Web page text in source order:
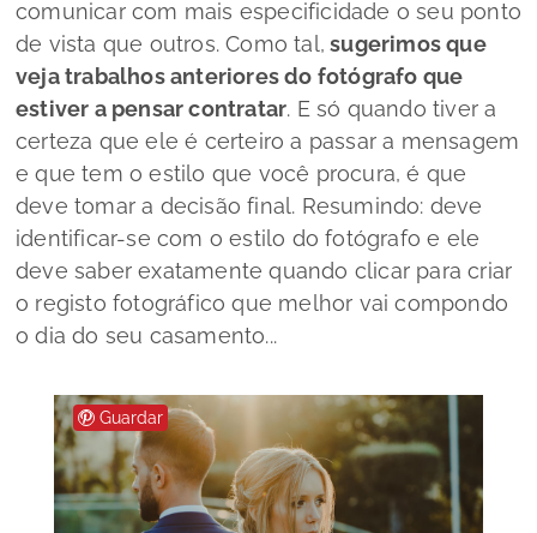
comunicar com mais especificidade o seu ponto
de vista que outros. Como tal, sugerimos que
veja trabalhos anteriores do fotógrafo que
estiver a pensar contratar. E só quando tiver a
certeza que ele é certeiro a passar a mensagem
e que tem o estilo que você procura, é que
deve tomar a decisão final. Resumindo: deve
identificar-se com o estilo do fotógrafo e ele
deve saber exatamente quando clicar para criar
o registo fotográfico que melhor vai compondo
o dia do seu casamento...
Guardar